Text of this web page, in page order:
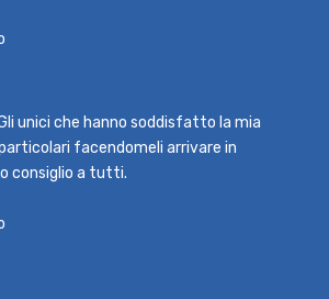
unici che hanno soddisfatto la mia
facendomeli arrivare in
consiglio a tutti.